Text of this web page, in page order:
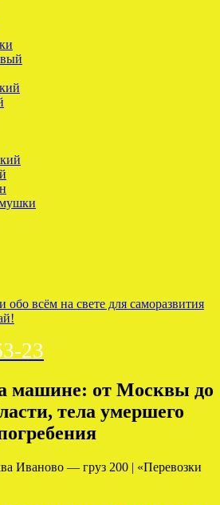
обо всём на свете для саморазвития
23
машине: от Москвы до
тела умершего